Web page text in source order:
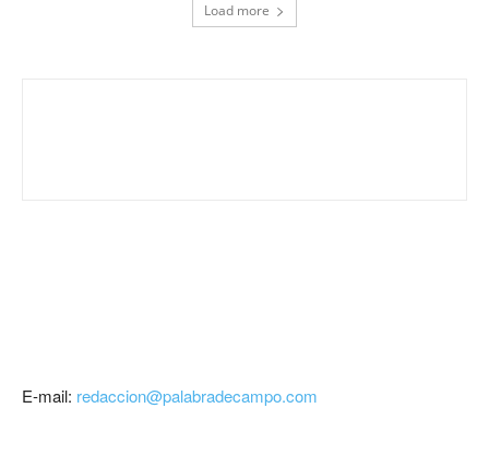
Load more
E-mail: redaccion@palabradecampo.com